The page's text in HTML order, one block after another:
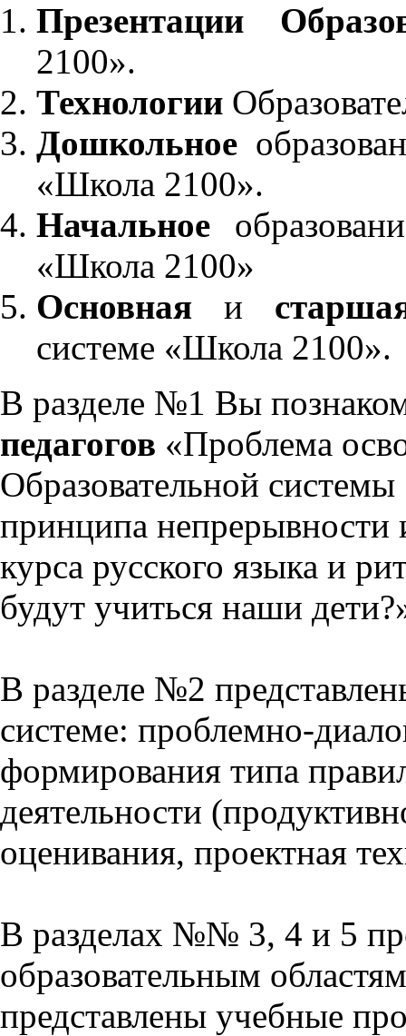
Презентации
2100».
Технологии
Дошкольное
«Школа 2100».
Начальное
«Школа 2100»
Основнаяи
системе «Школа 2100».
В разделе №1 Вы
педагогов «Проблема
Образовательной
принципа непрерывности
курса русского языка и
будут учиться наши
В разделе №2
системе: проблемно-
формирования типа
деятельности
оценивания, проектная
В разделах №№ 3, 4 и 5
образовательным
представлены учебные